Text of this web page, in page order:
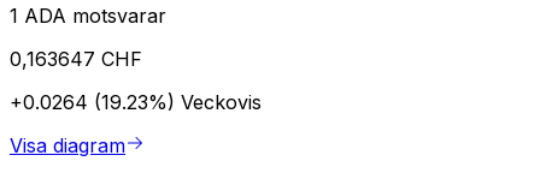
1 ADA motsvarar
0,163647 CHF
+0.0264 (19.23%) Veckovis
Visa diagram